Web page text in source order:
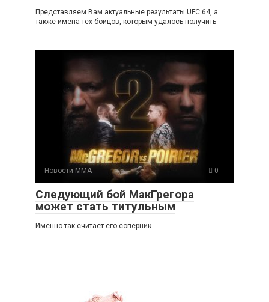
Представляем Вам актуальные результаты UFC 64, а
также имена тех бойцов, которым удалось получить
Новости ММА 0
Следующий бой МакГрегора
может стать титульным
Именно так считает его соперник